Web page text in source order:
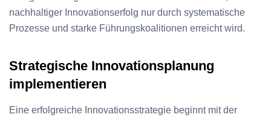
nachhaltiger Innovationserfolg nur durch systematische
Prozesse und starke Führungskoalitionen erreicht wird.
Strategische Innovationsplanung
implementieren
Eine erfolgreiche Innovationsstrategie beginnt mit der